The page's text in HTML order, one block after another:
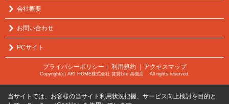
会社概要
お問い合わせ
PCサイト
プライバシーポリシー 利用規約 ｜アクセスマップ
Copyright(c) ARI HOME株式会社 賃貸Life 高槻店 All rights reserved.
当サイトでは、お客様の当サイト利用状況把握、サービス向上検討を目的と